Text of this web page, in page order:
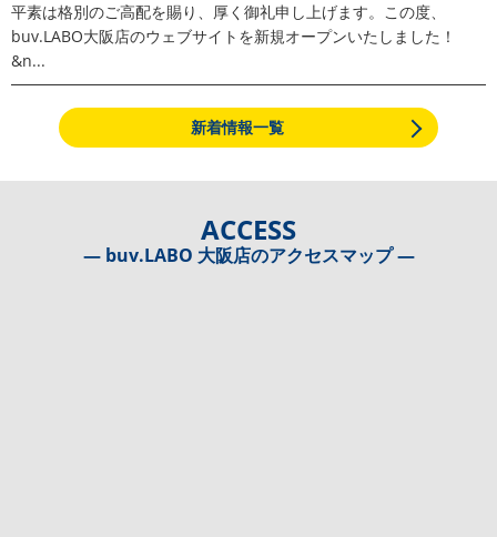
平素は格別のご高配を賜り、厚く御礼申し上げます。この度、
buv.LABO大阪店のウェブサイトを新規オープンいたしました！
&n...
新着情報一覧
ACCESS
― buv.LABO 大阪店のアクセスマップ ―